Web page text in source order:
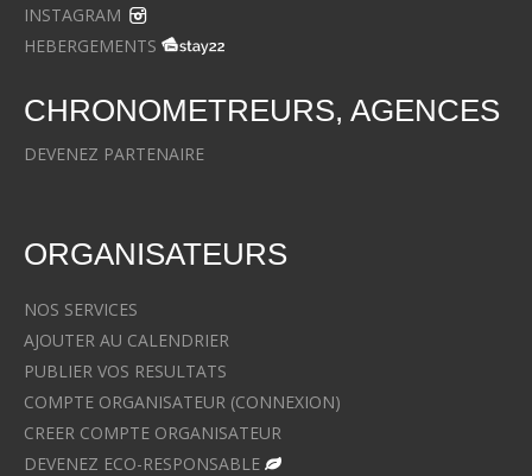
INSTAGRAM
HEBERGEMENTS
CHRONOMETREURS, AGENCES
DEVENEZ PARTENAIRE
ORGANISATEURS
NOS SERVICES
AJOUTER AU CALENDRIER
PUBLIER VOS RESULTATS
COMPTE ORGANISATEUR (CONNEXION)
CREER COMPTE ORGANISATEUR
DEVENEZ ECO-RESPONSABLE